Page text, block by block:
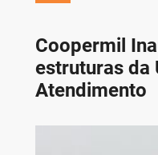
Coopermil
estruturas da
Atendimento